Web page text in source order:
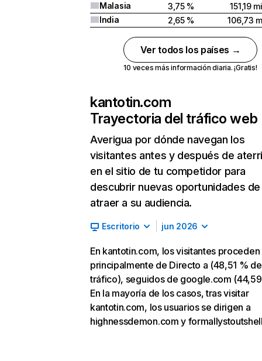
Malasia
3,75 %
151,19
India
2,65 % 106,73
Ver todos los países →
10 veces más información diaria. ¡Gratis!
kantotin.com
Trayectoria del tráfico web
Averigua por dónde navegan los
visitantes antes y después de
en el sitio de tu competidor para
descubrir nuevas oportunidades de
atraer a su audiencia.
Escritorio jun 2026
En kantotin.com, los visitantes proceden
principalmente de Directo a (48,51 % de
tráfico), seguidos de google.com
En la mayoría de los casos, tras visitar
kantotin.com, los usuarios se dirigen a
highnessdemon.com y